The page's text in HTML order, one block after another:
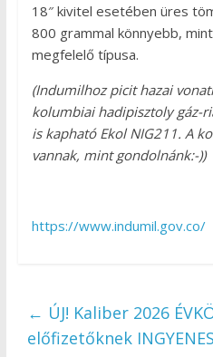
18″ kivitel esetében üres
800 grammal könnyebb, mint
megfelelő típusa.
(Indumilhoz picit hazai
kolumbiai hadipisztoly gáz-
is kapható Ekol NIG211. A
vannak, mint gondolnánk:-))
https://www.indumil.gov.co/
← ÚJ! Kaliber 2026
előfizetőknek